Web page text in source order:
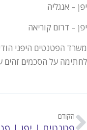
יפן – אנגליה
יפן – דרום קוריאה
משרד הפטנטים היפני
לחתימה על הסכמים זהים
הקודם